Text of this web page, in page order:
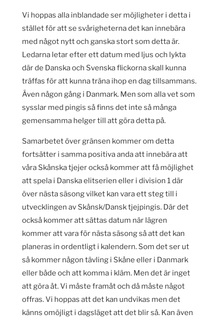
Vi hoppas alla inblandade ser möjligheter i detta i
stället för att se svårigheterna det kan innebära
med något nytt och ganska stort som detta är.
Ledarna letar efter ett datum med ljus och lykta
där de Danska och Svenska flickorna skall kunna
träffas för att kunna träna ihop en dag tillsammans.
Även någon gång i Danmark. Men som alla vet som
sysslar med pingis så finns det inte så många
gemensamma helger till att göra detta på.
Samarbetet över gränsen kommer om detta
fortsätter i samma positiva anda att innebära att
våra Skånska tjejer också kommer att få möjlighet
att spela i Danska elitserien eller i division 1 där
över nästa säsong vilket kan vara ett steg till i
utvecklingen av Skånsk/Dansk tjejpingis. Där det
också kommer att sättas datum när lägren
kommer att vara för nästa säsong så att det kan
planeras in ordentligt i kalendern. Som det ser ut
så kommer någon tävling i Skåne eller i Danmark
eller både och att komma i kläm. Men det är inget
att göra åt. Vi måste framåt och då måste något
offras. Vi hoppas att det kan undvikas men det
känns omöjligt i dagsläget att det blir så. Kan även